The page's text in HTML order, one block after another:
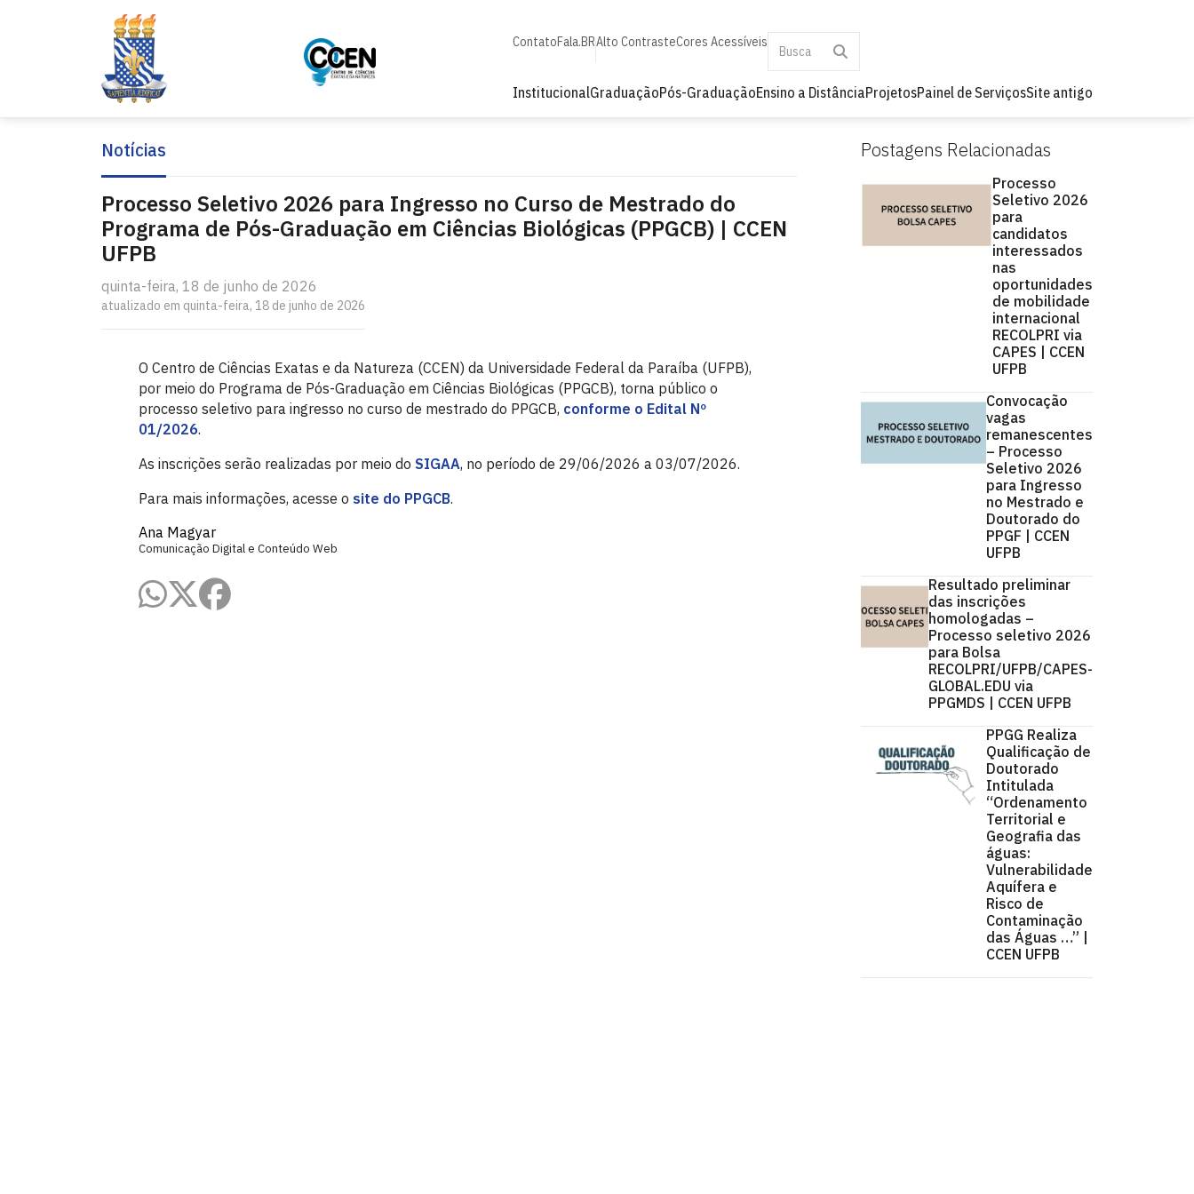
ContatoFala.BRAlto ContrasteCores Acessíveis
InstitucionalGraduaçãoPós-GraduaçãoEnsino a DistânciaProjetosPainel de ServiçosSite antigo
Postagens Relacionadas
Processo
Seletivo 2026
para
candidatos
interessados
nas
oportunidades
de mobilidade
internacional
RECOLPRI via
CAPES | CCEN
UFPB
Convocação
vagas
remanescentes
– Processo
Seletivo 2026
para Ingresso
no Mestrado e
Doutorado do
PPGF | CCEN
UFPB
Resultado preliminar
das inscrições
homologadas –
Processo seletivo 2026
para Bolsa
RECOLPRI/UFPB/CAPES-
GLOBAL.EDU via
PPGMDS | CCEN UFPB
PPGG Realiza
Qualificação de
Doutorado
Intitulada
“Ordenamento
Territorial e
Geografia das
águas:
Vulnerabilidade
Aquífera e
Risco de
Contaminação
das Águas …” |
CCEN UFPB
Notícias
Processo Seletivo 2026 para Ingresso no Curso de Mestrado do
Programa de Pós-Graduação em Ciências Biológicas (PPGCB) | CCEN
UFPB
quinta-feira, 18 de junho de 2026
atualizado em quinta-feira, 18 de junho de 2026
O Centro de Ciências Exatas e da Natureza (CCEN) da Universidade Federal da Paraíba (UFPB),
por meio do Programa de Pós-Graduação em Ciências Biológicas (PPGCB), torna público o
processo seletivo para ingresso no curso de mestrado do PPGCB, conforme o Edital Nº
01/2026.
As inscrições serão realizadas por meio do SIGAA, no período de 29/06/2026 a 03/07/2026.
Para mais informações, acesse o site do PPGCB.
Ana Magyar
Comunicação Digital e Conteúdo Web